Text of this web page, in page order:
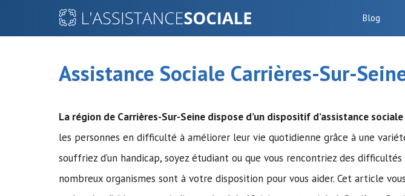
Blog
Assistance Sociale Carrières-Sur-
La région de Carrières-Sur-Seine dispose d’un dispositif d’assistance sociale
les personnes en difficulté à améliorer leur vie quotidienne grâce à une
souffriez d’un handicap, soyez étudiant ou que vous rencontriez des difficultés
nombreux organismes sont à votre disposition pour vous aider. Cet article